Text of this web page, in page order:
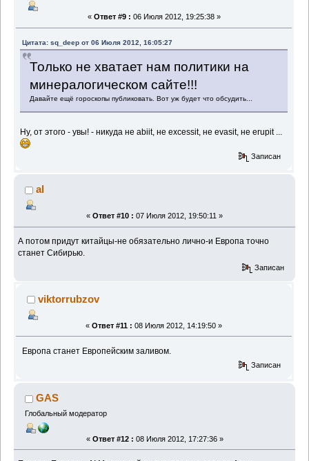
« Ответ #9 : 06 Июля 2012, 19:25:38 »
Цитата: sq_deep от 06 Июля 2012, 16:05:27
Только не хватает нам политики на
минералогическом сайте!!!
Давайте ещё гороскопы публиковать. Вот уж будет что обсудить...
Ну, от этого - увы! - никуда не аbiit, не excessit, не evasit, не erupit ...
Записан
al
« Ответ #10 : 07 Июля 2012, 19:50:11 »
А потом придут китайцы-не обязательно лично-и Европа точно
станет Сибирью.
Записан
viktorrubzov
« Ответ #11 : 08 Июля 2012, 14:19:50 »
Европа станет Европейским заливом.
Записан
GAS
Глобальный модератор
« Ответ #12 : 08 Июля 2012, 17:27:36 »